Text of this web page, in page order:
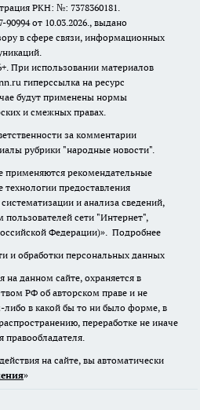
РКН: №: 7378360181.
от 10.03.2026., выдано
в сфере связи, информационных
При использовании материалов
гиперссылка на ресурс
будут применены нормы
и смежных правах.
за комментарии
рубрики "народные новости".
рекомендательные
предоставления
и анализа сведений,
сети "Интернет",
Федерации)». Подробнее
и обработки персональных данных
данном сайте, охраняется в
РФ об авторском праве и не
в какой бы то ни было форме, в
переработке не иначе
правообладателя.
на сайте, вы автоматически
»